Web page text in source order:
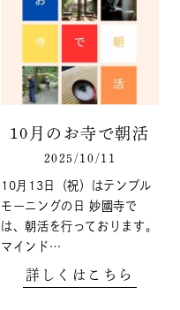
10月のお寺で朝活
2025/10/11
10月13日（祝）はテンプル
モーニングの日 妙國寺で
は、朝活を行っております。
マインド…
詳しくはこちら